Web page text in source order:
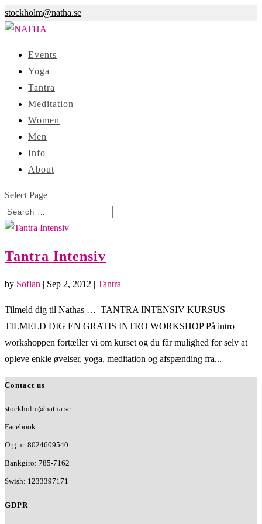
stockholm@natha.se
Events
Yoga
Tantra
Meditation
Women
Men
Info
About
Select Page
Tantra Intensiv
by Sofian | Sep 2, 2012 | Tantra
Tilmeld dig til Nathas … TANTRA INTENSIV KURSUS
TILMELD DIG EN GRATIS INTRO WORKSHOP På intro
workshoppen fortæller vi om kurset og du får mulighed for selv at
opleve enkle øvelser, yoga, meditation og afspænding fra...
Contact us
stockholm@natha.se
Facebook
Org.nr. 8024609540
Bankgiro: 785-7162
Swish: 1233397171
GDPR